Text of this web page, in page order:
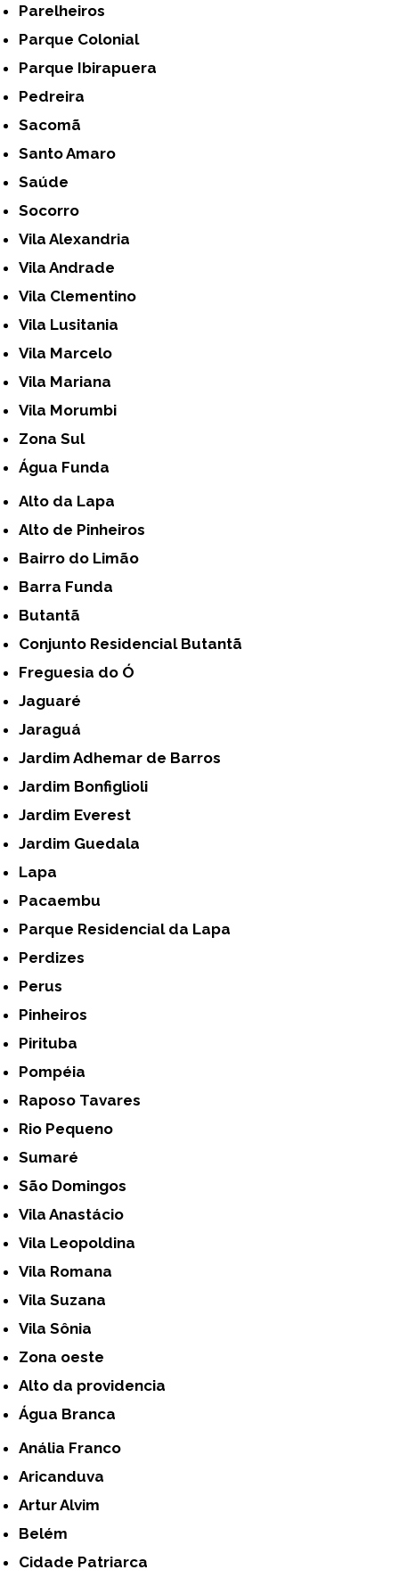
Parelheiros
Parque Colonial
Parque Ibirapuera
Pedreira
Sacomã
Santo Amaro
Saúde
Socorro
Vila Alexandria
Vila Andrade
Vila Clementino
Vila Lusitania
Vila Marcelo
Vila Mariana
Vila Morumbi
Zona Sul
Água Funda
Alto da Lapa
Alto de Pinheiros
Bairro do Limão
Barra Funda
Butantã
Conjunto Residencial Butantã
Freguesia do Ó
Jaguaré
Jaraguá
Jardim Adhemar de Barros
Jardim Bonfiglioli
Jardim Everest
Jardim Guedala
Lapa
Pacaembu
Parque Residencial da Lapa
Perdizes
Perus
Pinheiros
Pirituba
Pompéia
Raposo Tavares
Rio Pequeno
Sumaré
São Domingos
Vila Anastácio
Vila Leopoldina
Vila Romana
Vila Suzana
Vila Sônia
Zona oeste
alto da providencia
Água Branca
Anália Franco
Aricanduva
Artur Alvim
Belém
Cidade Patriarca